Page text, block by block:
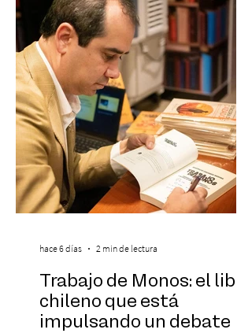
formando parte una vez más de la
selección anual de la publicación que
destaca a los artistas menores de 21 años
más influyentes de la industria musical.
Este reconocimiento reaf
Trabajo de Monos: el libro
chileno que está
impulsando un debate
hace 6 días 2 min de lectura